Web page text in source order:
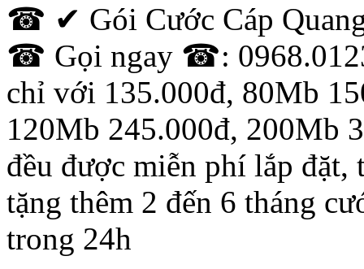
☎ ✔ Gói Cước Cáp
☎ Gọi ngay ☎:
chỉ với 135.000đ, 80Mb
120Mb 245.000đ, 200Mb
đều được miễn phí lắp
tặng thêm 2 đến 6 tháng
trong 24h